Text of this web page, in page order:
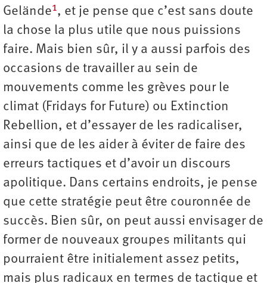
Gelände1, et je pense que c’est sans doute
la chose la plus utile que nous puissions
faire. Mais bien sûr, il y a aussi parfois des
occasions de travailler au sein de
mouvements comme les grèves pour le
climat (Fridays for Future) ou Extinction
Rebellion, et d’essayer de les radicaliser,
ainsi que de les aider à éviter de faire des
erreurs tactiques et d’avoir un discours
apolitique. Dans certains endroits, je pense
que cette stratégie peut être couronnée de
succès. Bien sûr, on peut aussi envisager de
former de nouveaux groupes militants qui
pourraient être initialement assez petits,
mais plus radicaux en termes de tactique et